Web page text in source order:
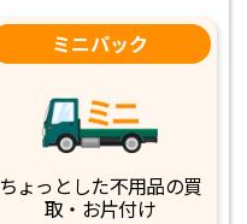
ミニパック
ちょっとした不用品の買
取・お片付け